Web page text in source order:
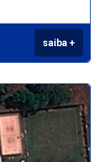
saiba +